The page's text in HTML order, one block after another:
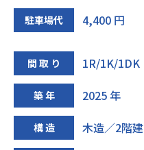
駐車場代 4,400 円
間 取 り 1R/1K/1DK
築 年 2025 年
構 造 木造／2階建